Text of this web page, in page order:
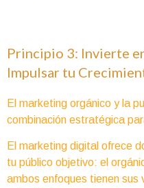
Principio 3: Invierte
Impulsar tu
El marketing orgánico y la
combinación estratégica
El marketing digital ofrece
tu público objetivo: el
ambos enfoques tienen sus